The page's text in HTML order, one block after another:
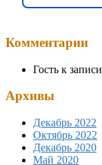
Комментарии
Гость к записи
Архивы
Декабрь 2022
Октябрь 2022
Декабрь 2020
Май 2020